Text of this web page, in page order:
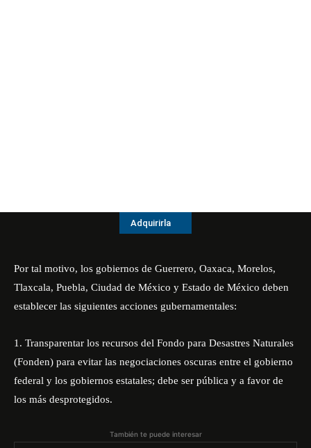
Adquirirla
Por tal motivo, los gobiernos de Guerrero, Oaxaca, Morelos,
Tlaxcala, Puebla, Ciudad de México y Estado de México deben
establecer las siguientes acciones gubernamentales:
1. Transparentar los recursos del Fondo para Desastres Naturales
(Fonden) para evitar las negociaciones oscuras entre el gobierno
federal y los gobiernos estatales; debe ser pública y a favor de
los más desprotegidos.
También te puede interesar